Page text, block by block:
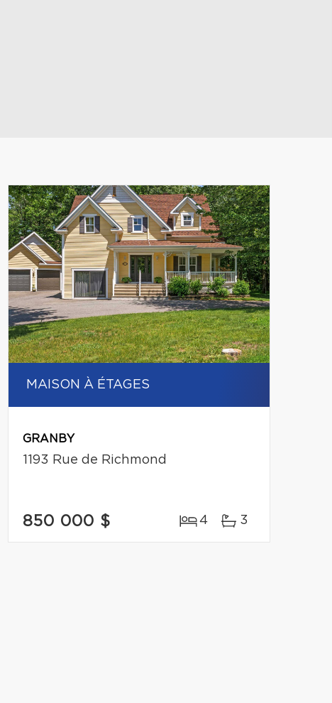
Leaflet|© MapTiler© OpenStreetMap contributors
MAISON À ÉTAGES
GRANBY
1193 Rue de Richmond
850 000 $ 4 3